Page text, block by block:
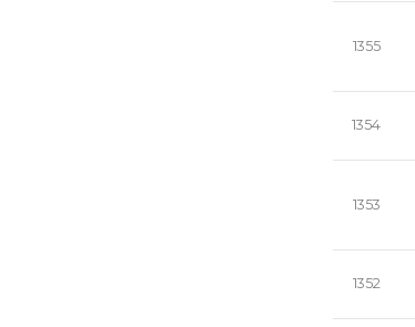
1355
1354
1353
1352